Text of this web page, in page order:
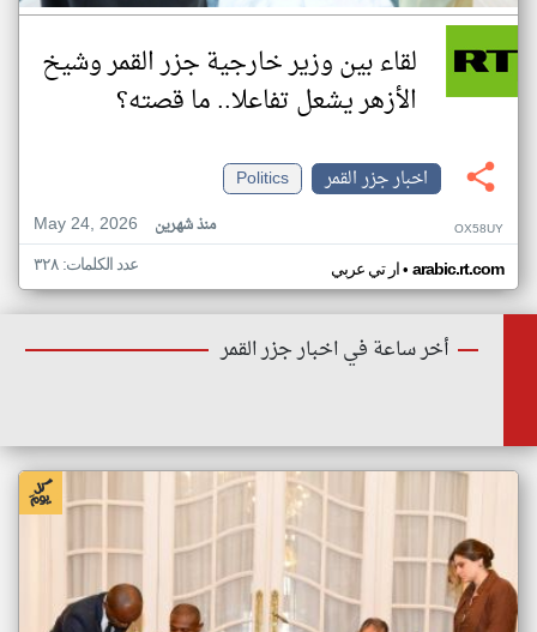
لقاء بين وزير خارجية جزر القمر وشيخ
الأزهر يشعل تفاعلا.. ما قصته؟
اخبار جزر القمر
Politics
May 24, 2026
منذ شهرين OX58UY
ار تي عربي• arabic.rt.com عدد الكلمات: ٣٢٨
أخر ساعة في اخبار جزر القمر